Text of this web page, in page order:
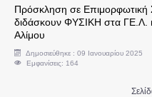
Οδηγίες - τμ.
Δράσεις τοπικής
Πρόσκληση σε Επιμορφωτική
διδάσκουν ΦΥΣΙΚΗ στα ΓΕ.Λ.
Αλίμου
Δημοσιεύθηκε : 09 Ιανουαρίου 2025
Εμφανίσεις: 164